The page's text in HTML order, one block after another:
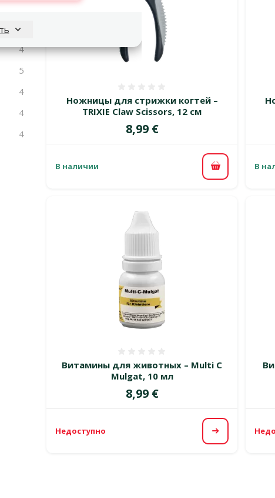
5
5
4
5
4
4
4
Ножницы для стрижки когтей –
TRIXIE Claw Scissors, 12 см
Цена
8,99 €
В наличии В корзину
В
Витамины для животных – Multi C
Mulgat, 10 мл
Цена
8,99 €
Недоступно Посмотреть